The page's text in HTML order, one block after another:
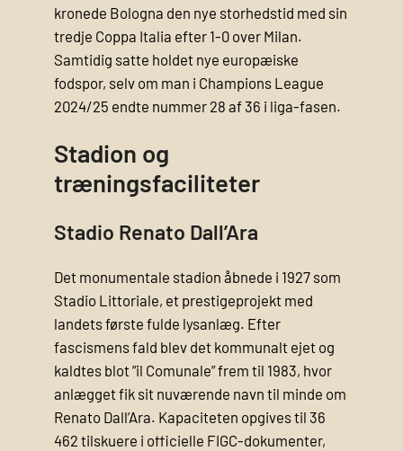
kronede Bologna den nye storhedstid med sin
tredje Coppa Italia efter 1-0 over Milan.
Samtidig satte holdet nye europæiske
fodspor, selv om man i Champions League
2024/25 endte nummer 28 af 36 i liga-fasen.
Stadion og
træningsfaciliteter
Stadio Renato Dall’Ara
Det monumentale stadion åbnede i 1927 som
Stadio Littoriale, et prestigeprojekt med
landets første fulde lysanlæg. Efter
fascismens fald blev det kommunalt ejet og
kaldtes blot ”il Comunale” frem til 1983, hvor
anlægget fik sit nuværende navn til minde om
Renato Dall’Ara. Kapaciteten opgives til 36
462 tilskuere i officielle FIGC-dokumenter,